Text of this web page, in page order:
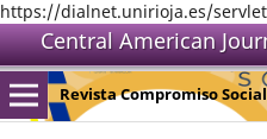
https://dialnet.unirioja.es/
Central American
Revista Compromiso Social